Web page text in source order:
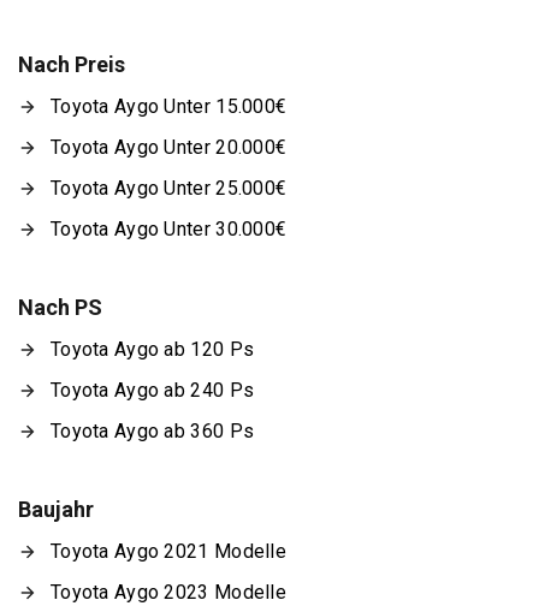
Nach Preis
Toyota Aygo Unter 15.000€
Toyota Aygo Unter 20.000€
Toyota Aygo Unter 25.000€
Toyota Aygo Unter 30.000€
Nach PS
Toyota Aygo ab 120 Ps
Toyota Aygo ab 240 Ps
Toyota Aygo ab 360 Ps
Baujahr
Toyota Aygo 2021 Modelle
Toyota Aygo 2023 Modelle